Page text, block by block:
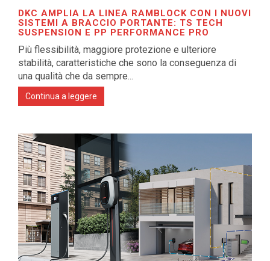
DKC AMPLIA LA LINEA RAMBLOCK CON I NUOVI
SISTEMI A BRACCIO PORTANTE: TS TECH
SUSPENSION E PP PERFORMANCE PRO
Più flessibilità, maggiore protezione e ulteriore
stabilità, caratteristiche che sono la conseguenza di
una qualità che da sempre...
Continua a leggere